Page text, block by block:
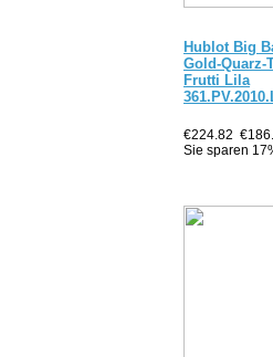
Hublot Big
Gold-Quarz-
Frutti Lila
€224.82
Sie sparen